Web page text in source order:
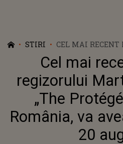
STIRI
CEL MAI
MARTIN
FILMAT ÎN
PE 20 AUGUST
Cel mai
regizorului
„The
România, va
20